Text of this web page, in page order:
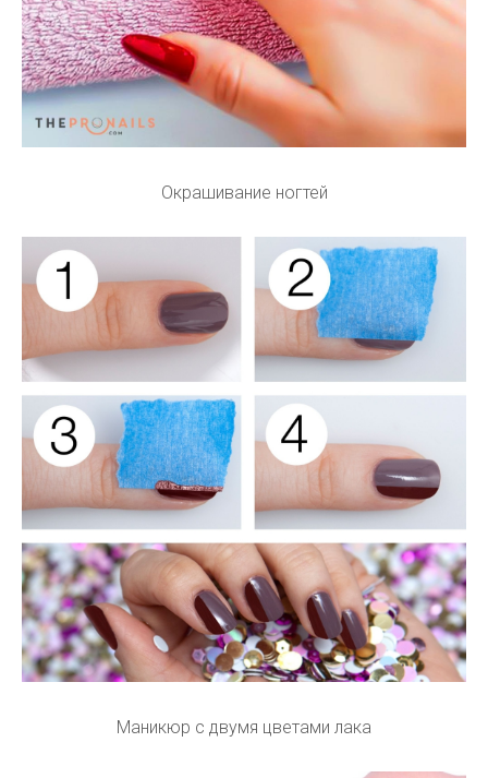
Окрашивание ногтей
Маникюр с двумя цветами лака